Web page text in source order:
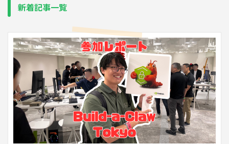
新着記事一覧